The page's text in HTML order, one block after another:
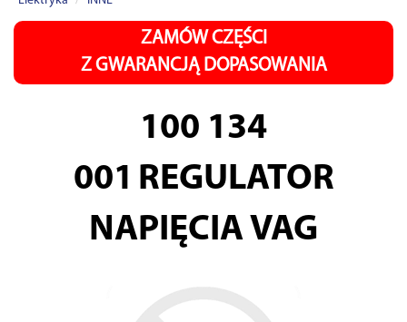
ZAMÓW CZĘŚCI
Z GWARANCJĄ DOPASOWANIA
100 134
001 REGULATOR
NAPIĘCIA VAG